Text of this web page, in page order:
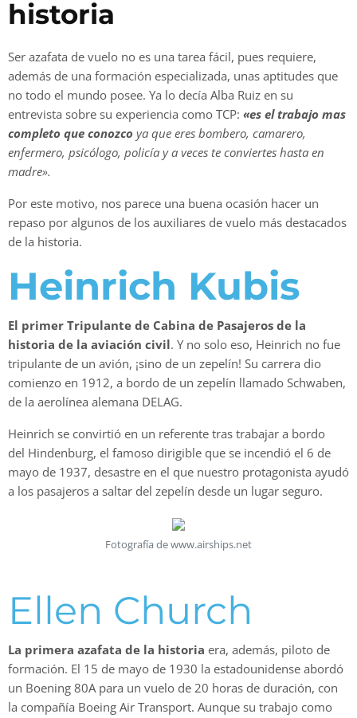
historia
Ser azafata de vuelo no es una tarea fácil, pues requiere,
además de una formación especializada, unas aptitudes que
no todo el mundo posee. Ya lo decía Alba Ruiz en su
entrevista sobre su experiencia como TCP: «es el trabajo mas
completo que conozco ya que eres bombero, camarero,
enfermero, psicólogo, policía y a veces te conviertes hasta en
madre».
Por este motivo, nos parece una buena ocasión hacer un
repaso por algunos de los auxiliares de vuelo más destacados
de la historia.
Heinrich Kubis
El primer Tripulante de Cabina de Pasajeros de la
historia de la aviación civil. Y no solo eso, Heinrich no fue
tripulante de un avión, ¡sino de un zepelín! Su carrera dio
comienzo en 1912, a bordo de un zepelín llamado Schwaben,
de la aerolínea alemana DELAG.
Heinrich se convirtió en un referente tras trabajar a bordo
del Hindenburg, el famoso dirigible que se incendió el 6 de
mayo de 1937, desastre en el que nuestro protagonista ayudó
a los pasajeros a saltar del zepelín desde un lugar seguro.
Fotografía de www.airships.net
Ellen Church
La primera azafata de la historia era, además, piloto de
formación. El 15 de mayo de 1930 la estadounidense abordó
un Boening 80A para un vuelo de 20 horas de duración, con
la compañía Boeing Air Transport. Aunque su trabajo como